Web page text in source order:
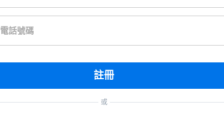
電話號碼
註冊
或